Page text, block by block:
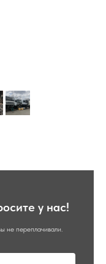
у нас!
не переплачивали.